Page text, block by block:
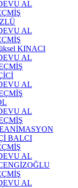
AL
AL
KINACI
AL
AL
AL
BALCI
AL
AL